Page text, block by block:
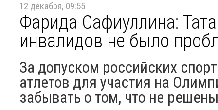
12 декабря, 09:55
Фарида Сафиуллина:
инвалидов не было
За допуском российских
атлетов для участия на
забывать о том, что не